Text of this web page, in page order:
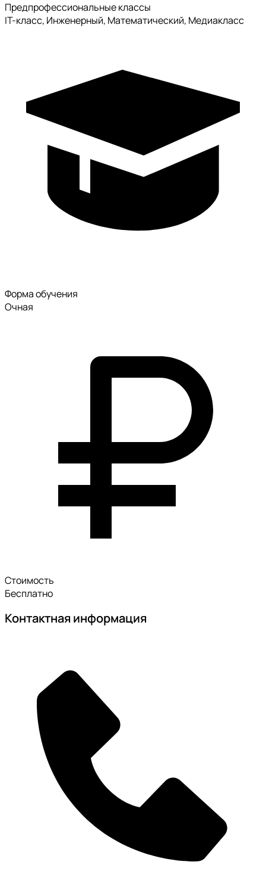
Предпрофессиональные классы
IT-класс, Инженерный, Математический, Медиакласс
Форма обучения
Очная
Стоимость
Бесплатно
Контактная информация